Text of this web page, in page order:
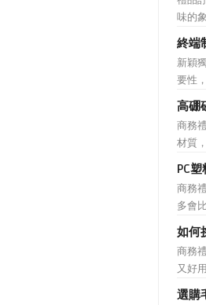
企及
送禮
味的
選。
帶就
黯然
真皮
終端
新穎
要性
想不
意的
力。
宣傳
高硼
商務
材質
溫，
紅
glass
PC
商務
多會
空壺
料壺
PC差
PC...
如何
商務
又好
格實
選購